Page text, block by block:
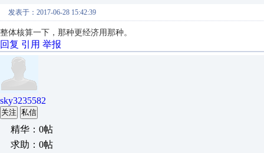
发表于：2017-06-28 15:42:39
整体核算一下，那种更经济用那种。
回复 引用 举报
sky3235582
关注 私信
精华：0帖
求助：0帖